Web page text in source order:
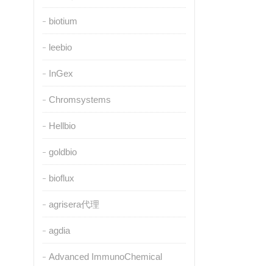
biotium
leebio
InGex
Chromsystems
Hellbio
goldbio
bioflux
agrisera代理
agdia
Advanced ImmunoChemical